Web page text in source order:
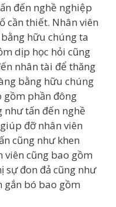
đến nghề nghiệp
cần thiết. Nhân viên
hữu chúng ta
dịp học hỏi cũng
nhân tài để thăng
bằng hữu chúng
gồm phần đông
như tấn đến nghề
đỡ nhân viên
cũng như khen
viên cũng bao gồm
sự đon đả cũng như
gắn bó bao gồm